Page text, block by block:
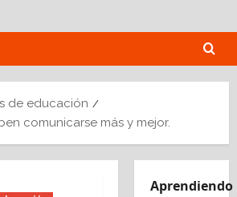
de educación
comunicarse más y mejor.
Aprendiendo